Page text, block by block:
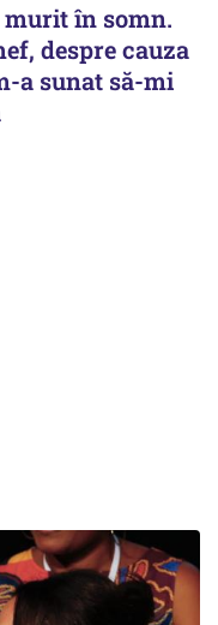
în somn.
despre cauza
a sunat să-mi